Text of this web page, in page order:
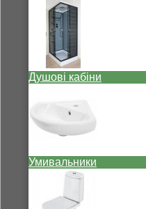
Душові кабіни
Умивальники